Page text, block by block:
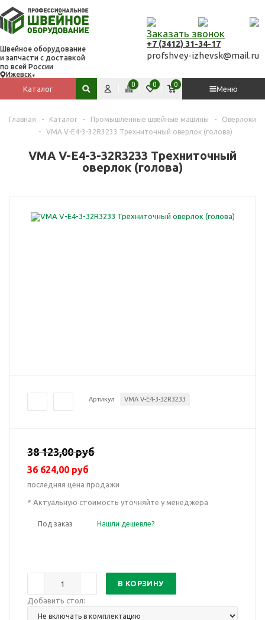
Швейное оборудование
и запчасти с доставкой
по всей России
Ижевск
Заказать звонок
+7 (3412) 31-34-17
profshvey-izhevsk@mail.ru
Каталог
Меню
Поиск по сайту
Сравнить
0 Избранное
0 Корзина
0
Главная - Каталог - Промышленные швейные машины -
Оверлоки
-
VMA V-E4-3-32R3233 Трехниточный оверлок (голова)
VMA V-E4-3-32R3233 Трехниточный
оверлок (голова)
Артикул VMA V-E4-3-32R3233
38 123,00 руб
36 624,00 руб
последняя цена продажи
* Актуальную стоимость уточняйте у менеджера
Под заказ Нашли дешевле?
В КОРЗИНУ
Добавить стол: